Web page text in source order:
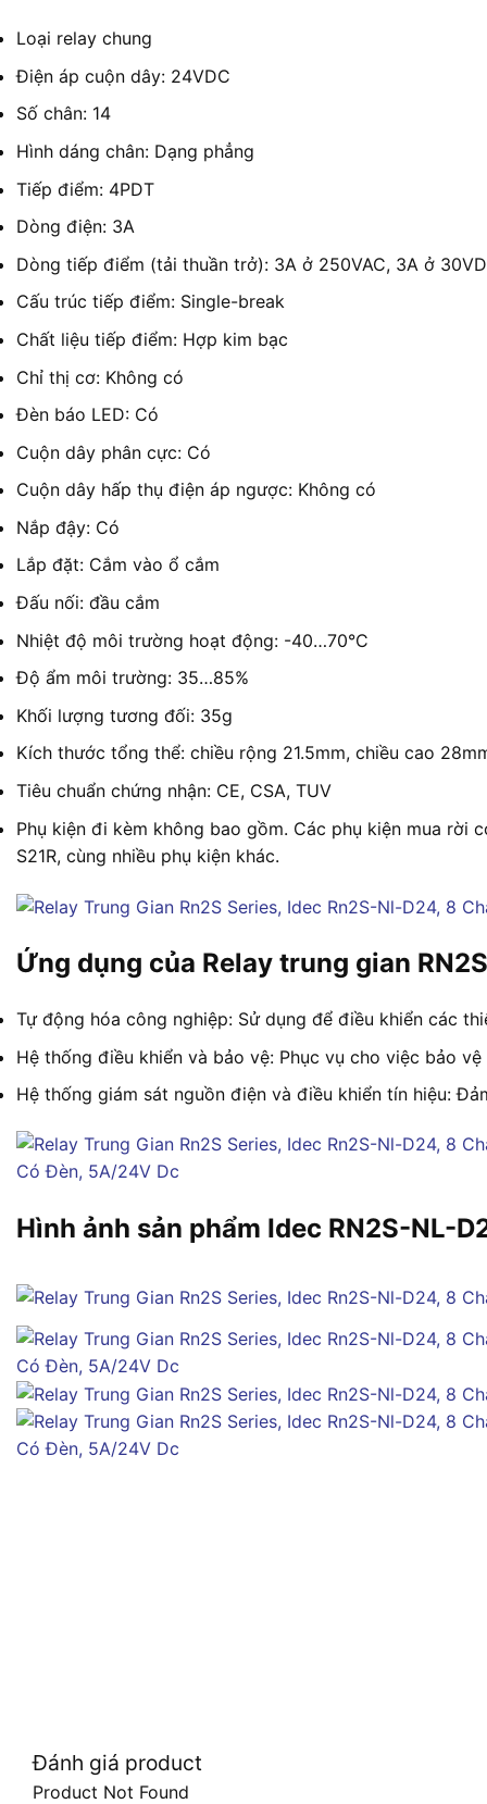
Loại relay chung
Điện áp cuộn dây: 24VDC
Số chân: 14
Hình dáng chân: Dạng phẳng
Tiếp điểm: 4PDT
Dòng điện: 3A
Dòng tiếp điểm (tải thuần trở): 3A ở 250VAC, 3A ở
Cấu trúc tiếp điểm: Single-break
Chất liệu tiếp điểm: Hợp kim bạc
Chỉ thị cơ: Không có
Đèn báo LED: Có
Cuộn dây phân cực: Có
Cuộn dây hấp thụ điện áp ngược: Không có
Nắp đậy: Có
Lắp đặt: Cắm vào ổ cắm
Đấu nối: đầu cắm
Nhiệt độ môi trường hoạt động: -40…70°C
Độ ẩm môi trường: 35…85%
Khối lượng tương đối: 35g
Kích thước tổng thể: chiều rộng 21.5mm, chiều cao
Tiêu chuẩn chứng nhận: CE, CSA, TUV
Phụ kiện đi kèm không bao gồm. Các phụ kiện mua rời
S21R, cùng nhiều phụ kiện khác.
Ứng dụng của Relay trung gian
Tự động hóa công nghiệp: Sử dụng để điều khiển các
Hệ thống điều khiển và bảo vệ: Phục vụ cho việc bảo
Hệ thống giám sát nguồn điện và điều khiển tín hiệu:
Hình ảnh sản phẩm Idec RN2S-NL-
Đánh giá product
Product Not Found